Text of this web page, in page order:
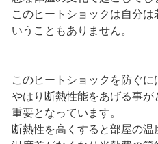
このヒートショックは自分は
いうこともありません。
このヒートショックを防ぐに
やはり断熱性能をあげる事が
重要となっています。
断熱性を高くすると部屋の温